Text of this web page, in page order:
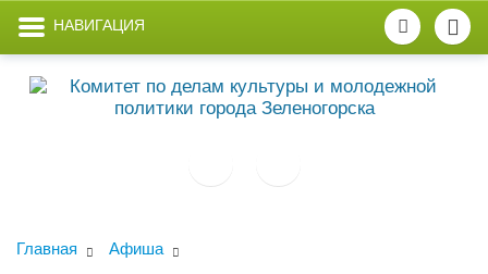
НАВИГАЦИЯ
Главная Афиша